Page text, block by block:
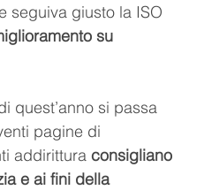
seguiva giusto la ISO
su
quest’anno si passa
pagine di
addirittura consigliano
e ai fini della